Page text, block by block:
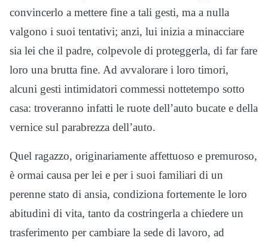
convincerlo a mettere fine a tali gesti, ma a nulla
valgono i suoi tentativi; anzi, lui inizia a minacciare
sia lei che il padre, colpevole di proteggerla, di far fare
loro una brutta fine. Ad avvalorare i loro timori,
alcuni gesti intimidatori commessi nottetempo sotto
casa: troveranno infatti le ruote dell’auto bucate e della
vernice sul parabrezza dell’auto.
Quel ragazzo, originariamente affettuoso e premuroso,
è ormai causa per lei e per i suoi familiari di un
perenne stato di ansia, condiziona fortemente le loro
abitudini di vita, tanto da costringerla a chiedere un
trasferimento per cambiare la sede di lavoro, ad